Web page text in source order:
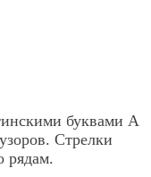
буквами А
Стрелки
рядам.